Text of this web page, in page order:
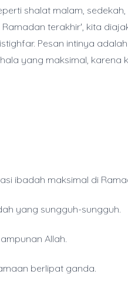
shalat malam,
terakhir', kita
Pesan intinya
yang maksimal, karena
ibadah maksimal di
yang sungguh-sungguh.
Allah.
berlipat ganda.